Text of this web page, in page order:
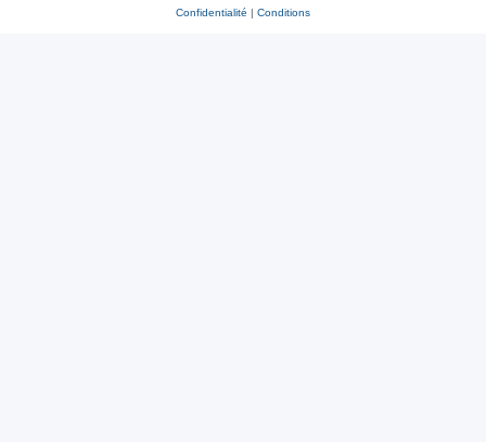
Confidentialité | Conditions